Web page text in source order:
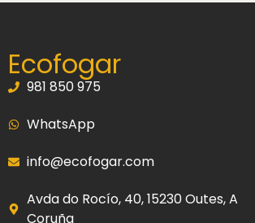
Ecofogar
981 850 975
WhatsApp
info@ecofogar.com
Avda do Rocío, 40, 15230 Outes, A
Coruña